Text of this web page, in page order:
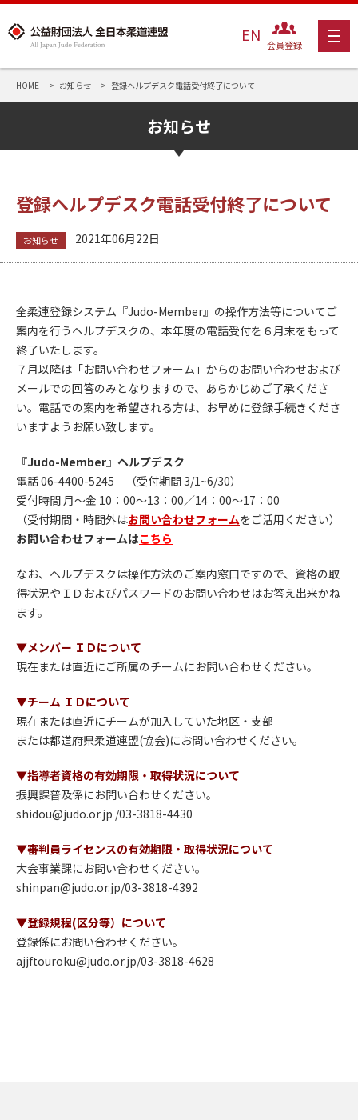
EN 会員登録
HOME お知らせ 登録ヘルプデスク電話受付終了について
お知らせ
登録ヘルプデスク電話受付終了について
お知らせ 2021年06月22日
全柔連登録システム『Judo-Member』の操作方法等についてご
案内を行うヘルプデスクの、本年度の電話受付を６月末をもって
終了いたします。
７月以降は「お問い合わせフォーム」からのお問い合わせおよび
メールでの回答のみとなりますので、あらかじめご了承くださ
い。電話での案内を希望される方は、お早めに登録手続きくださ
いますようお願い致します。
『Judo-Member』ヘルプデスク
電話 06-4400-5245 （受付期間 3/1~6/30）
受付時間 月～金 10：00～13：00／14：00～17：00
（受付期間・時間外はお問い合わせフォームをご活用ください）
お問い合わせフォームはこちら
なお、ヘルプデスクは操作方法のご案内窓口ですので、資格の取
得状況やＩＤおよびパスワードのお問い合わせはお答え出来かね
ます。
▼メンバー ＩＤについて
現在または直近にご所属のチームにお問い合わせください。
▼チーム ＩＤについて
現在または直近にチームが加入していた地区・支部
または都道府県柔道連盟(協会)にお問い合わせください。
▼指導者資格の有効期限・取得状況について
振興課普及係にお問い合わせください。
shidou@judo.or.jp /03-3818-4430
▼審判員ライセンスの有効期限・取得状況について
大会事業課にお問い合わせください。
shinpan@judo.or.jp/03-3818-4392
▼登録規程(区分等）について
登録係にお問い合わせください。
ajjftouroku@judo.or.jp/03-3818-4628